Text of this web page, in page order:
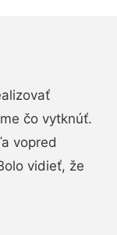
čo vytknúť.
vopred
vidieť, že